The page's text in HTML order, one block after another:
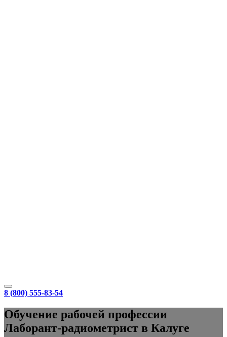
8 (800) 555-83-54
Обучение рабочей профессии
Лаборант-радиометрист в Калуге